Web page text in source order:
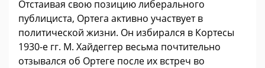
Отстаивая свою позицию либерального
публициста, Ортега активно участвует в
политической жизни. Он избирался в Кортесы
1930-е гг. М. Хайдеггер весьма почтительно
отзывался об Ортеге после их встреч во